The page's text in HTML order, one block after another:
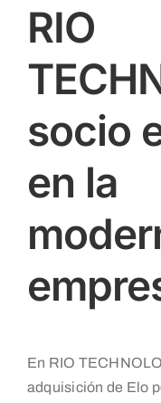
RIO
socio
en la
En RIO
adquisición de Elo